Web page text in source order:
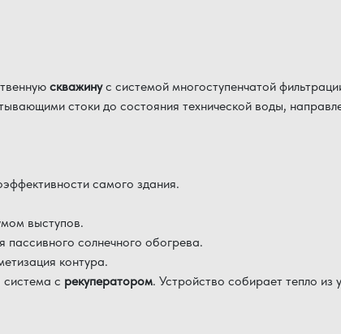
скважинус системой многоступенчатой
стоки до состояния технической воды,
самого здания.
выступов.
солнечного обогрева.
контура.
с рекуператором. Устройство собирает тепло из